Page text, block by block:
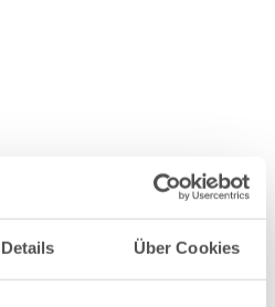
Details Über Cookies